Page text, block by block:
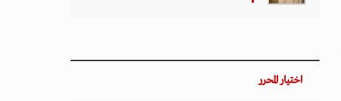
اختيار المحرر